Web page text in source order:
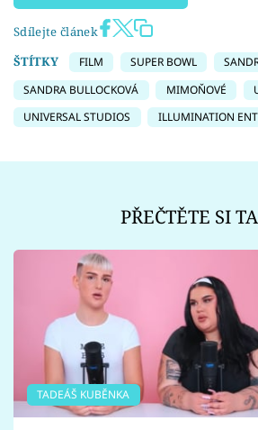
Sdílejte článek
ŠTÍTKY
FILM SUPER BOWL
SANDRA BULLOCKOVÁ
MIMOŇOVÉ
UNIVERSAL STUDIOS
ILLUMINATION
PŘEČTĚTE SI
TADEÁŠ KUBĚNKA